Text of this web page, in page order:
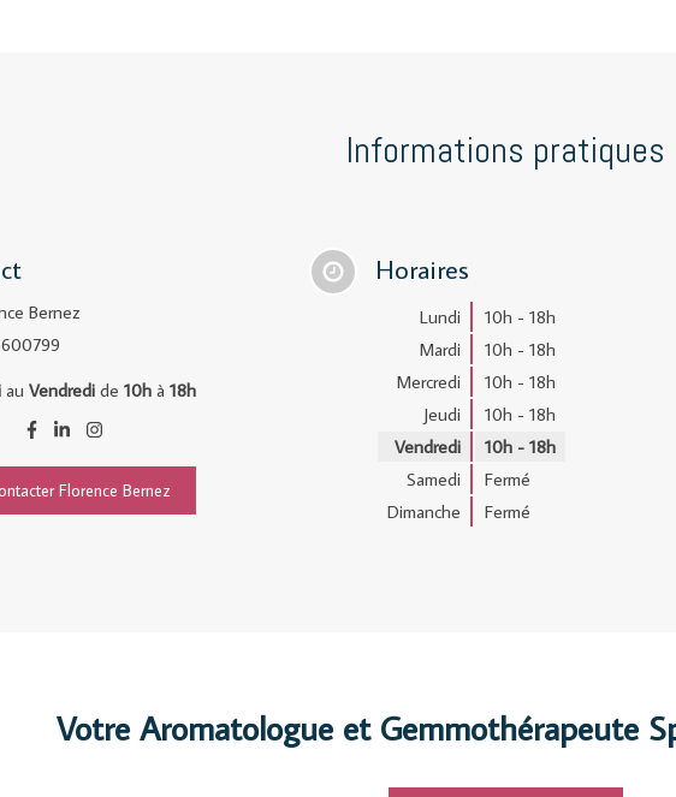
Informations pratiques
Bernez
auVendredi de10h à18h
Florence Bernez
Horaires
Lundi
10h - 18h
Mardi
10h - 18h
Mercredi
10h - 18h
Jeudi
10h - 18h
Vendredi
10h - 18h
Samedi
Fermé
Dimanche
Fermé
Votre Aromatologue et Gemmothérapeute